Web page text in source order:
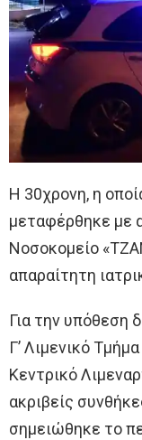
Η 30χρονη, η
μεταφέρθηκε με
Νοσοκομείο
απαραίτητη
Για την υπόθεση
Γ’ Λιμενικό
Κεντρικό
ακριβείς
σημειώθηκε το